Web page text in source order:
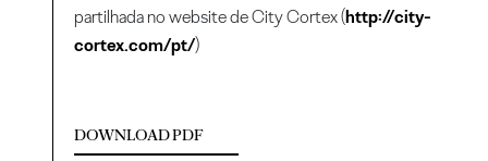
partilhada no website de City Cortex (http://city-
cortex.com/pt/)
DOWNLOAD PDF